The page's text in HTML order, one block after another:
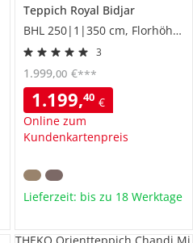
Teppich Royal Bidjar
BHL 250|1|350 cm, Florhöhe 1,2 cm
3
1.199,40 €
Online zum
Kundenkartenpreis
1.999,00 €***
Lieferzeit: bis zu 18 Werktage
THEKO Orientteppich Chandi Mi